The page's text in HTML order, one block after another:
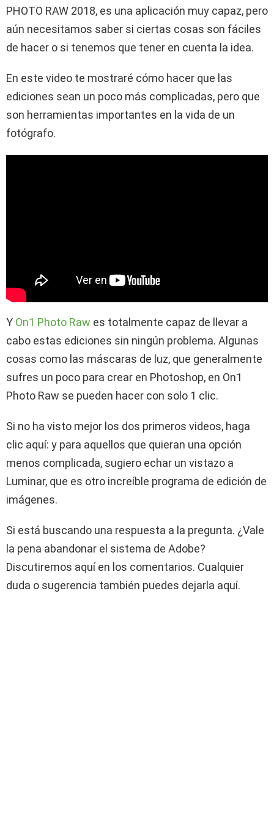
PHOTO RAW 2018, es una aplicación muy capaz, pero
aún necesitamos saber si ciertas cosas son fáciles
de hacer o si tenemos que tener en cuenta la idea.
En este video te mostraré cómo hacer que las
ediciones sean un poco más complicadas, pero que
son herramientas importantes en la vida de un
fotógrafo.
Y On1 Photo Raw es totalmente capaz de llevar a
cabo estas ediciones sin ningún problema. Algunas
cosas como las máscaras de luz, que generalmente
sufres un poco para crear en Photoshop, en On1
Photo Raw se pueden hacer con solo 1 clic.
Si no ha visto mejor los dos primeros videos, haga
clic aquí: y para aquellos que quieran una opción
menos complicada, sugiero echar un vistazo a
Luminar, que es otro increíble programa de edición de
imágenes.
Si está buscando una respuesta a la pregunta. ¿Vale
la pena abandonar el sistema de Adobe?
Discutiremos aquí en los comentarios. Cualquier
duda o sugerencia también puedes dejarla aquí.